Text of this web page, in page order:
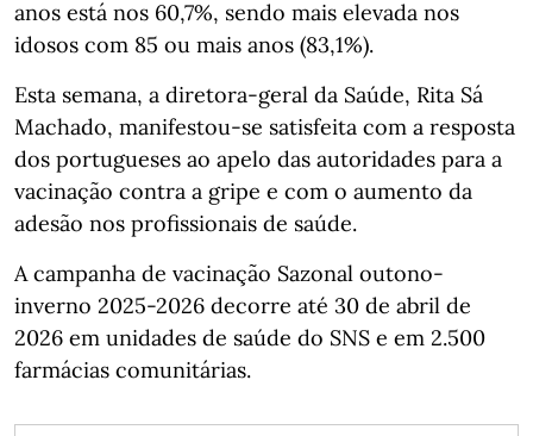
anos está nos 60,7%, sendo mais elevada nos
idosos com 85 ou mais anos (83,1%).
Esta semana, a diretora-geral da Saúde, Rita Sá
Machado, manifestou-se satisfeita com a resposta
dos portugueses ao apelo das autoridades para a
vacinação contra a gripe e com o aumento da
adesão nos profissionais de saúde.
A campanha de vacinação Sazonal outono-
inverno 2025-2026 decorre até 30 de abril de
2026 em unidades de saúde do SNS e em 2.500
farmácias comunitárias.